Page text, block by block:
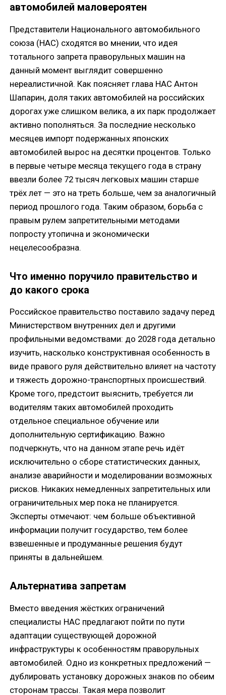
автомобилей маловероятен
Представители Национального автомобильного
союза (НАС) сходятся во мнении, что идея
тотального запрета праворульных машин на
данный момент выглядит совершенно
нереалистичной. Как поясняет глава НАС Антон
Шапарин, доля таких автомобилей на российских
дорогах уже слишком велика, а их парк продолжает
активно пополняться. За последние несколько
месяцев импорт подержанных японских
автомобилей вырос на десятки процентов. Только
в первые четыре месяца текущего года в страну
ввезли более 72 тысяч легковых машин старше
трёх лет — это на треть больше, чем за аналогичный
период прошлого года. Таким образом, борьба с
правым рулем запретительными методами
попросту утопична и экономически
нецелесообразна.
Что именно поручило правительство и
до какого срока
Российское правительство поставило задачу перед
Министерством внутренних дел и другими
профильными ведомствами: до 2028 года детально
изучить, насколько конструктивная особенность в
виде правого руля действительно влияет на частоту
и тяжесть дорожно-транспортных происшествий.
Кроме того, предстоит выяснить, требуется ли
водителям таких автомобилей проходить
отдельное специальное обучение или
дополнительную сертификацию. Важно
подчеркнуть, что на данном этапе речь идёт
исключительно о сборе статистических данных,
анализе аварийности и моделировании возможных
рисков. Никаких немедленных запретительных или
ограничительных мер пока не планируется.
Эксперты отмечают: чем больше объективной
информации получит государство, тем более
взвешенные и продуманные решения будут
приняты в дальнейшем.
Альтернатива запретам
Вместо введения жёстких ограничений
специалисты НАС предлагают пойти по пути
адаптации существующей дорожной
инфраструктуры к особенностям праворульных
автомобилей. Одно из конкретных предложений —
дублировать установку дорожных знаков по обеим
сторонам трассы. Такая мера позволит